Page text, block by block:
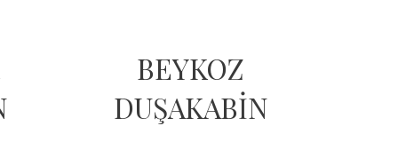
BEYKOZ
DUŞAKABİN